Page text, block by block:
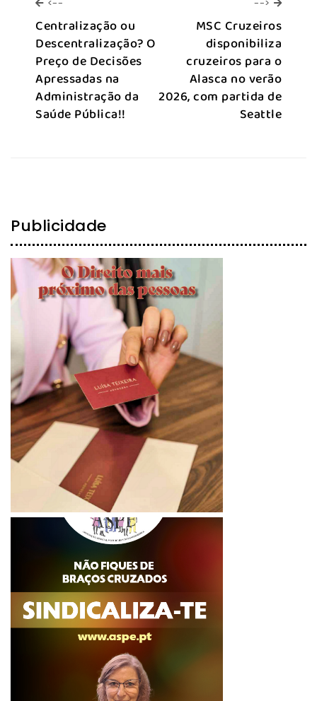
<--
Centralização ou
Descentralização? O
Preço de Decisões
Apressadas na
Administração da
Saúde Pública!!
-->
MSC Cruzeiros
disponibiliza
cruzeiros para o
Alasca no verão
2026, com partida de
Seattle
Publicidade